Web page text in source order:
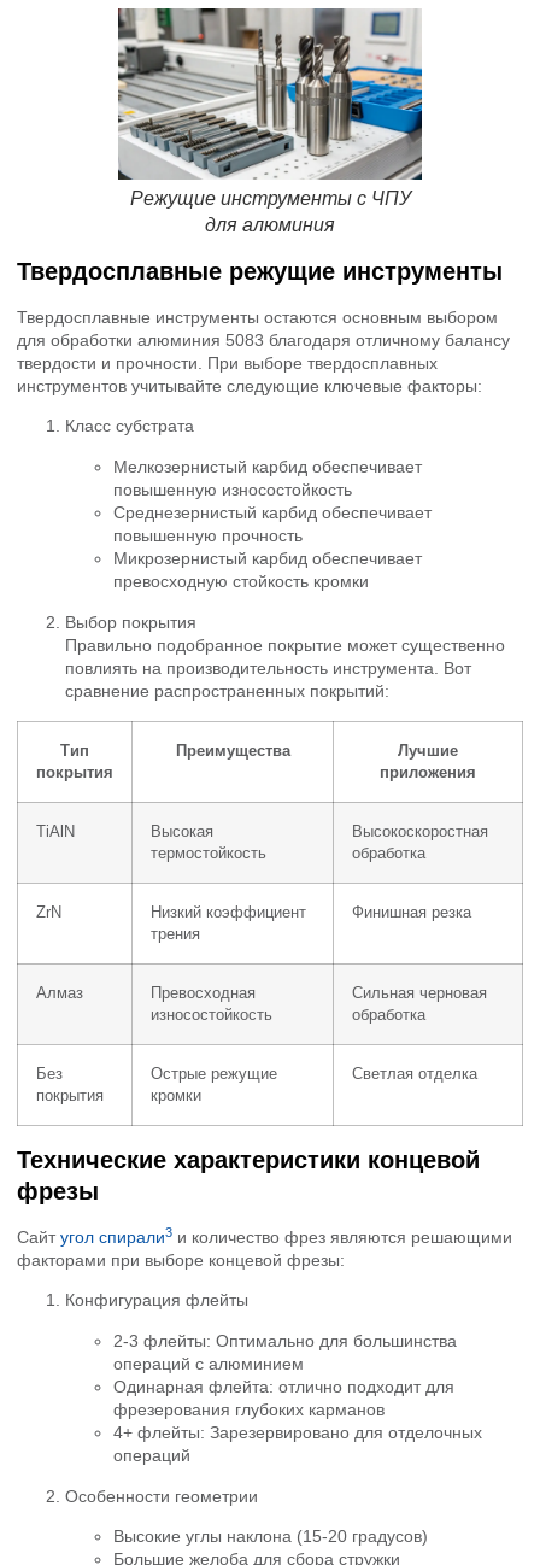
Режущие инструменты с ЧПУ
для алюминия
Твердосплавные режущие инструменты
Твердосплавные инструменты остаются основным выбором
для обработки алюминия 5083 благодаря отличному балансу
твердости и прочности. При выборе твердосплавных
инструментов учитывайте следующие ключевые факторы:
Класс субстрата
Мелкозернистый карбид обеспечивает
повышенную износостойкость
Среднезернистый карбид обеспечивает
повышенную прочность
Микрозернистый карбид обеспечивает
превосходную стойкость кромки
Выбор покрытия
Правильно подобранное покрытие может существенно
повлиять на производительность инструмента. Вот
сравнение распространенных покрытий:
Тип
покрытия
Преимущества
Лучшие
приложения
TiAlN
Высокая
термостойкость
Высокоскоростная
обработка
ZrN
Низкий коэффициент
трения
Финишная резка
Алмаз
Превосходная
износостойкость
Сильная черновая
обработка
Без
покрытия
Острые режущие
кромки
Светлая отделка
Технические характеристики концевой
фрезы
Сайтугол спирали3 и количество фрез являются решающими
факторами при выборе концевой фрезы:
Конфигурация флейты
2-3 флейты: Оптимально для большинства
операций с алюминием
Одинарная флейта: отлично подходит для
фрезерования глубоких карманов
4+ флейты: Зарезервировано для отделочных
операций
Особенности геометрии
Высокие углы наклона (15-20 градусов)
Большие желоба для сбора стружки